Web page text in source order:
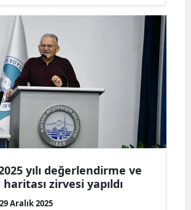
yılı değerlendirme ve
haritası zirvesi yapıldı
29 Aralık 2025